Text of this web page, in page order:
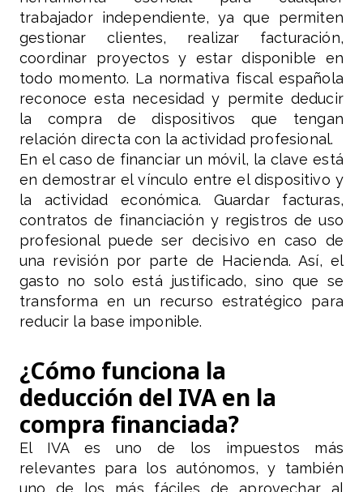
trabajador independiente, ya que permiten
gestionar clientes, realizar facturación,
coordinar proyectos y estar disponible en
todo momento. La normativa fiscal española
reconoce esta necesidad y permite deducir
la compra de dispositivos que tengan
relación directa con la actividad profesional.
En el caso de financiar un móvil, la clave está
en demostrar el vínculo entre el dispositivo y
la actividad económica. Guardar facturas,
contratos de financiación y registros de uso
profesional puede ser decisivo en caso de
una revisión por parte de Hacienda. Así, el
gasto no solo está justificado, sino que se
transforma en un recurso estratégico para
reducir la base imponible.
¿Cómo funciona la
deducción del IVA en la
compra financiada?
El IVA es uno de los impuestos más
relevantes para los autónomos, y también
uno de los más fáciles de aprovechar al